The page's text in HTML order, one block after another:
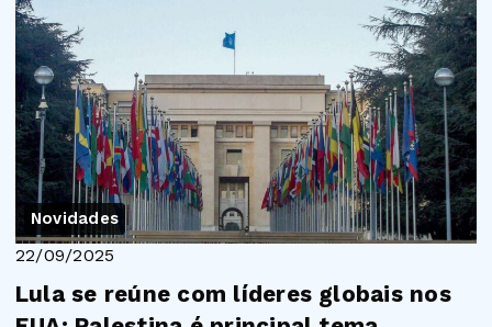
Novidades
22/09/2025
Lula se reúne com líderes globais nos